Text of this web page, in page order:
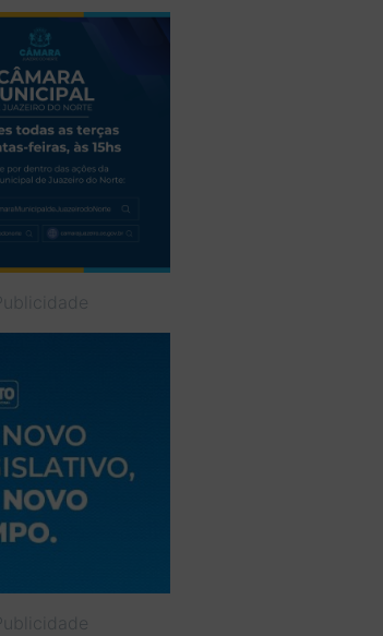
Publicidade
Publicidade